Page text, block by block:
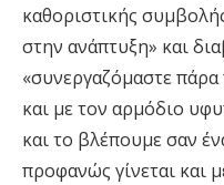
καθοριστικής
στην ανάπτυξη» και
«συνεργαζόμαστε
και με τον αρμόδιο
και το βλέπουμε σαν
προφανώς γίνεται και